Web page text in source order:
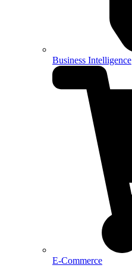
Business Intelligence
E-Commerce